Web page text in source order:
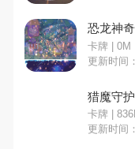
恐龙神
卡牌 | 0M
更新时间：
猎魔守
卡牌 |
更新时间：